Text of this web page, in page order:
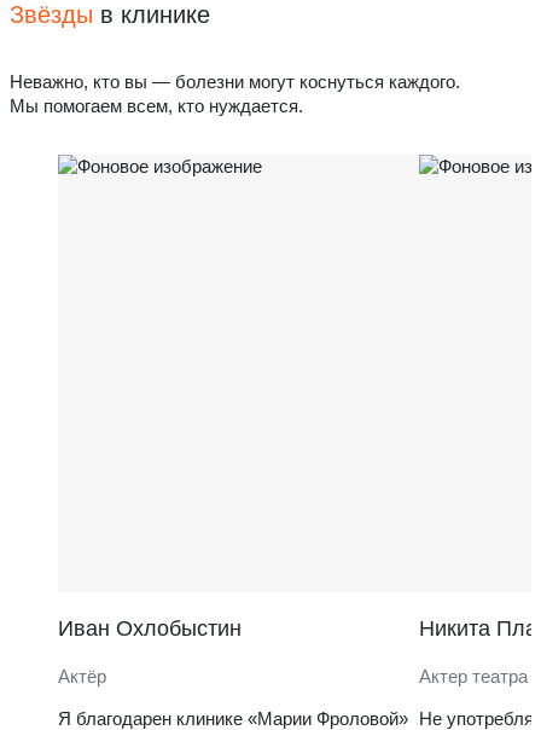
Звёзды в клинике
Неважно, кто вы — болезни могут коснуться каждого.
Мы помогаем всем, кто нуждается.
Иван Охлобыстин
Актёр
Я благодарен клинике «Марии Фроловой»
Никита
Актер театра
Не